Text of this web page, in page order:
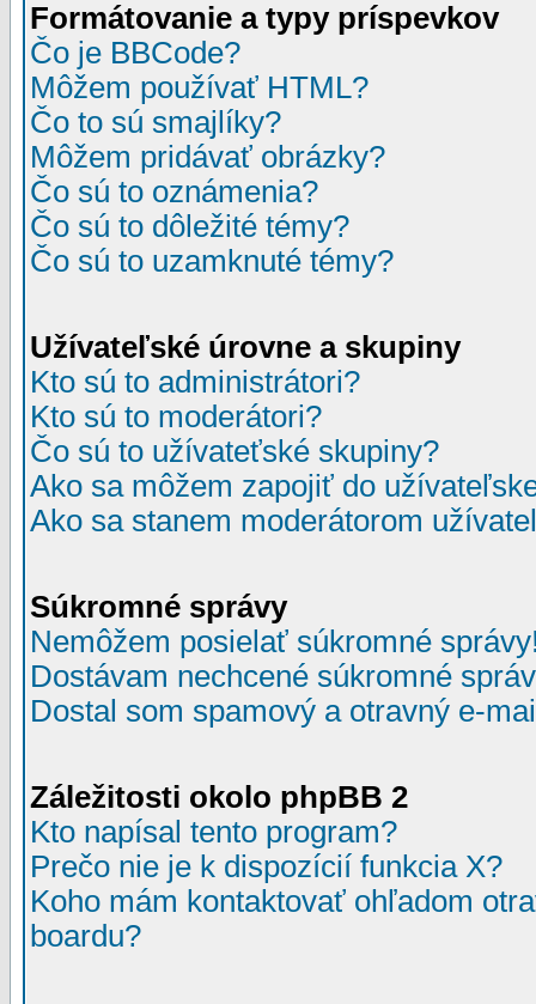
Formátovanie a typy príspevkov
Čo je BBCode?
Môžem používať HTML?
Čo to sú smajlíky?
Môžem pridávať obrázky?
Čo sú to oznámenia?
Čo sú to dôležité témy?
Čo sú to uzamknuté témy?
Užívateľské úrovne a skupiny
Kto sú to administrátori?
Kto sú to moderátori?
Čo sú to užívateťské skupiny?
Ako sa môžem zapojiť do
Ako sa stanem moderátorom
Súkromné správy
Nemôžem posielať súkromné
Dostávam nechcené súkromné
Dostal som spamový a otravný e-
Záležitosti okolo phpBB 2
Kto napísal tento program?
Prečo nie je k dispozícií funkcia X?
Koho mám kontaktovať ohľadom
boardu?